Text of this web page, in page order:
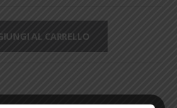
AL CARRELLO